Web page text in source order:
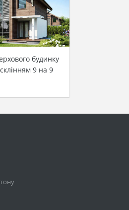
будинку
9 на 9